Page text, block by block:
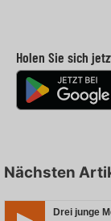
Holen Sie sich
Nächsten